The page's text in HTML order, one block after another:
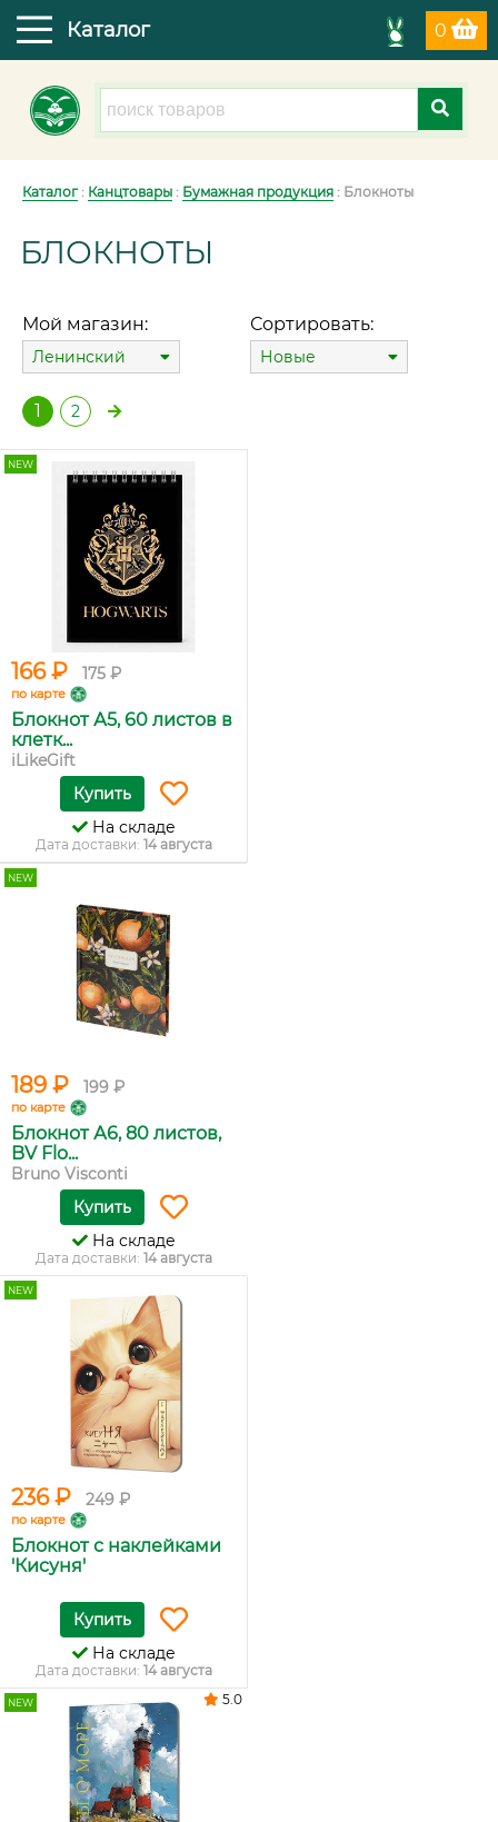
0
Каталог
Каталог: Канцтовары : Бумажная продукция : Блокноты
БЛОКНОТЫ
Мой магазин:
Ленинский
Сортировать:
Новые
1 2
NEW
166 ₽ 175 ₽
по карте
Блокнот А5, 60 листов в
клетк...
iLikeGift
Купить
На складе
Дата доставки: 14 августа
NEW
189 ₽ 199 ₽
по карте
Блокнот А6, 80 листов,
BV Flo...
Bruno Visconti
Купить
На складе
Дата доставки: 14 августа
NEW
236 ₽ 249 ₽
по карте
Блокнот с наклейками
'Кисуня'
Купить
На складе
Дата доставки: 14 августа
NEW 5.0